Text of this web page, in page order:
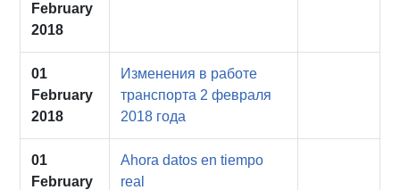
February
2018
01
February
2018
Изменения в работе
транспорта 2 февраля
2018 года
01
February
Ahora datos en tiempo
real